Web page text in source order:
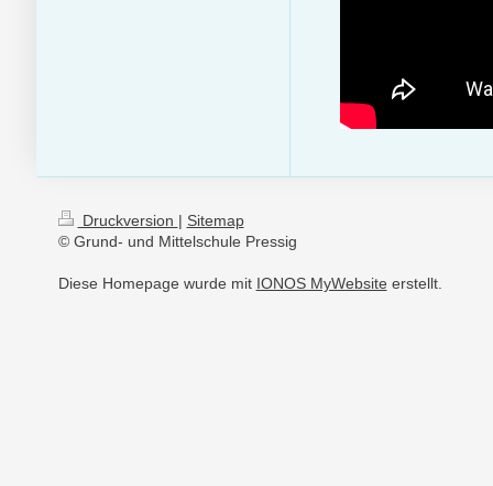
Druckversion | Sitemap
© Grund- und Mittelschule Pressig
Diese Homepage wurde mit IONOS MyWebsite erstellt.